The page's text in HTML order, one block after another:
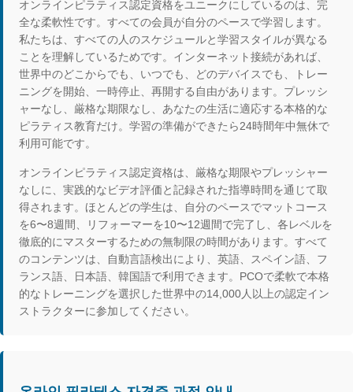
オンラインピラティス認定資格をユニークにしているのは、完
全な柔軟性です。すべての会員が自分のペースで学習します。
私たちは、すべての人のスケジュールと学習スタイルが異なる
ことを理解しているためです。インターネット接続があれば、
世界中のどこからでも、いつでも、どのデバイスでも、トレー
ニングを開始、一時停止、再開する自由があります。プレッシ
ャーなし、厳格な期限なし、あなたの生活に適応する本格的な
ピラティス教育だけ。学習の準備ができたら24時間年中無休で
利用可能です。
オンラインピラティス認定資格は、厳格な期限やプレッシャー
なしに、実践的なビデオ評価と記録された指導時間を通じて取
得されます。ほとんどの学生は、自分のペースでマットコース
を6〜8週間、リフォーマーを10〜12週間で完了し、各レベルを
徹底的にマスターするための無制限の時間があります。すべて
のコンテンツは、自動言語検出により、英語、スペイン語、フ
ランス語、日本語、韓国語で利用できます。PCOで柔軟で本格
的なトレーニングを選択した世界中の14,000人以上の認定イン
ストラクターに参加してください。